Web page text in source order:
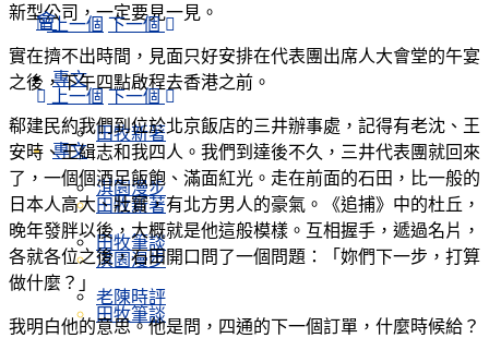
上一個 下一個
專文
田牧新著
淇園漫步
田牧筆談
老陳時評
會
上一個 下一個
專文
田牧新著
淇園漫步
田牧筆談
新型公司，一定要見一見。
實在擠不出時間，見面只好安排在代表團出席人大會堂的午宴
之後，下午四點啟程去香港之前。
郗建民約我們到位於北京飯店的三井辦事處，記得有老沈、王
安時、王緝志和我四人。我們到達後不久，三井代表團就回來
了，一個個酒足飯飽、滿面紅光。走在前面的石田，比一般的
日本人高大、壯實，有北方男人的豪氣。《追捕》中的杜丘，
晚年發胖以後，大概就是他這般模樣。互相握手，遞過名片，
各就各位之後，石田開口問了一個問題：「妳們下一步，打算
做什麼？」
我明白他的意思。他是問，四通的下一個訂單，什麼時候給？